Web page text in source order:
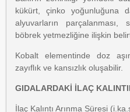
kükürt, çinko yoğunluğuna
alyuvarların parçalanması,
böbrek yetmezliğine ilişkin
Kobalt elementinde doz
zayıflık ve kansızlık oluşabilir.
GIDALARDAKİ İLAÇ
İlaç Kalıntı Arınma Süresi